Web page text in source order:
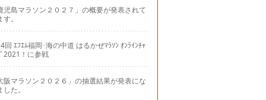
児島マラソン２０２７」の概要が発表されて
。
回 ｴﾌｴﾑ福岡･海の中道 はるかぜﾏﾗｿﾝ ｵﾝﾗｲﾝﾁｬ
2021！に参戦
阪マラソン２０２６」の抽選結果が発表にな
した。